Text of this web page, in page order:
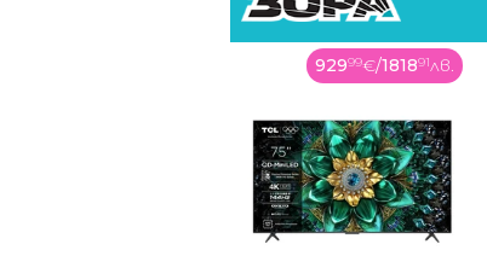
92999€/181891лв.